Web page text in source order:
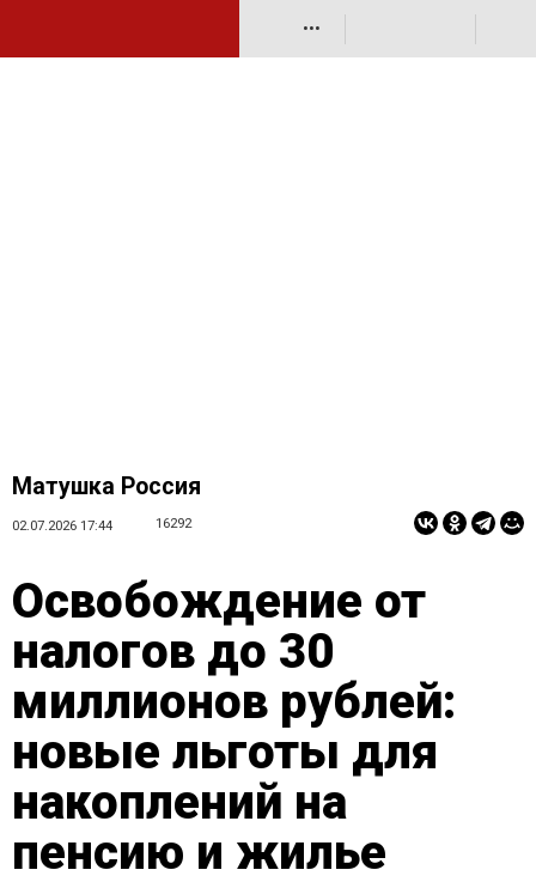
•••
Матушка Россия
02.07.2026 17:44 16292
Освобождение от
налогов до 30
миллионов рублей:
новые льготы для
накоплений на
пенсию и жилье